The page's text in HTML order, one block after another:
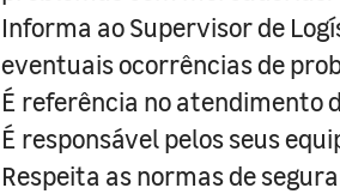
Informa ao Supervisor de
eventuais ocorrências de
É referência no atendimento
É responsável pelos seus
Respeita as normas de